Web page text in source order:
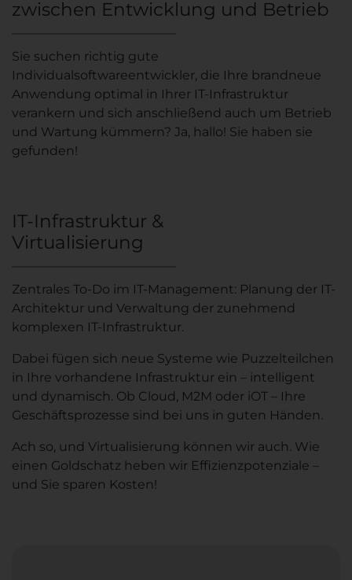
zwischen Entwicklung und Betrieb
Sie suchen richtig gute
Individualsoftwareentwickler, die Ihre brandneue
Anwendung optimal in Ihrer IT-Infrastruktur
verankern und sich anschließend auch um Betrieb
und Wartung kümmern? Ja, hallo! Sie haben sie
gefunden!
IT-Infrastruktur &
Virtualisierung
Zentrales To-Do im IT-Management: Planung der IT-
Architektur und Verwaltung der zunehmend
komplexen IT-Infrastruktur.
Dabei fügen sich neue Systeme wie Puzzelteilchen
in Ihre vorhandene Infrastruktur ein – intelligent
und dynamisch. Ob Cloud, M2M oder iOT – Ihre
Geschäftsprozesse sind bei uns in guten Händen.
Ach so, und Virtualisierung können wir auch. Wie
einen Goldschatz heben wir Effizienzpotenziale –
und Sie sparen Kosten!